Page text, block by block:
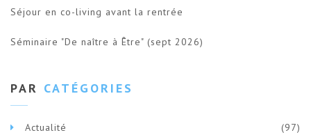
Séjour en co-living avant la rentrée
Séminaire "De naître à Être" (sept 2026)
PAR CATÉGORIES
Actualité (97)